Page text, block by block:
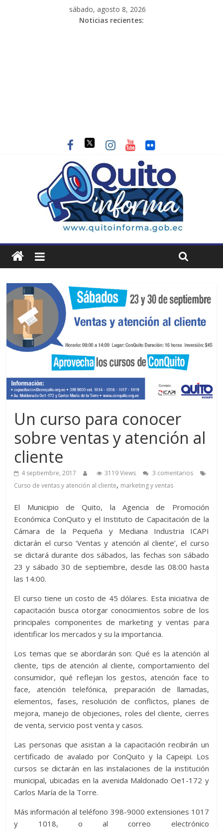
sábado, agosto 8, 2026
Noticias recientes:
Un curso para conocer
sobre ventas y atención al
cliente
4 septiembre, 2017 3119 Views
3 comentarios
Curso de ventas y atención al cliente, marketing y ventas
El Municipio de Quito, la Agencia de Promoción
Económica ConQuito y el Instituto de Capacitación de la
Cámara de la Pequeña y Mediana Industria ICAPI
dictarán el curso ‘Ventas y atención al cliente’, el curso
se dictará durante dos sábados, las fechas son sábado
23 y sábado 30 de septiembre, desde las 08:00 hasta
las 14:00.
El curso tiene un costo de 45 dólares. Esta iniciativa de
capacitación busca otorgar conocimientos sobre de los
principales componentes de marketing y ventas para
identificar los mercados y su la importancia.
Los temas que se abordarán son: Qué es la atención al
cliente, tips de atención al cliente, comportamiento del
consumidor, qué reflejan los gestos, atención face to
face, atención telefónica, preparación de llamadas,
elementos, fases, resolución de conflictos, planes de
mejora, manejo de objeciones, roles del cliente, cierres
de venta, servicio post venta y casos.
Las personas que asistan a la capacitación recibirán un
certificado de avalado por ConQuito y la Capeipi. Los
cursos se dictarán en las instalaciones de la institución
municipal, ubicadas en la avenida Maldonado Oe1-172 y
Carlos María de la Torre.
Más información al teléfono 398-9000 extensiones 1017
y 1018, o al correo electrónico